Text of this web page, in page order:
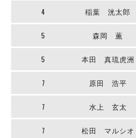
個人ランキング｜ゴール
個人ランキング｜シュート成功率
試合日程・結果
アリーナ情報
メットライフ生命Ｆ２リーグ
マルバ水戸FC
Y．S．C．C．横浜
デウソン神戸
アリーナ観戦マナー&ルール
Ｆリーグカップ 試合記録
ハットトリック
4 稲葉 洸太郎
5 森岡 薫
5 本田 真琉虎洲
7 原田 浩平
7 水上 玄太
7 松田 マルシオ